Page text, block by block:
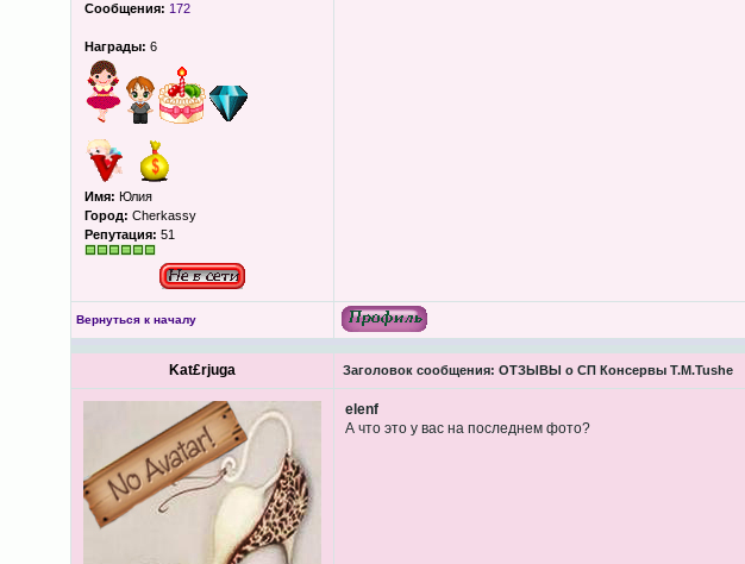
Сообщения: 172
Награды: 6
Имя: Юлия
Город: Cherkassy
Репутация: 51
Вернуться к началу
Kat£rjuga Заголовок сообщения: ОТЗЫВЫ о СП Консервы Т.М.Tushe
elenf
А что это у вас на последнем фото?